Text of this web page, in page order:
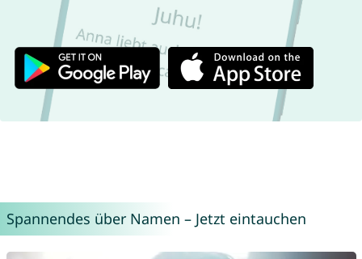
Spannendes über Namen – Jetzt eintauchen